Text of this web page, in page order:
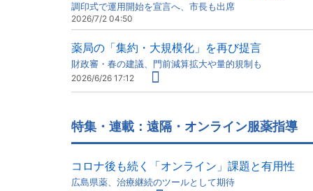
調印式で運用開始を宣言へ、市長も出席
2026/7/2 04:50
薬局の「集約・大規模化」を再び提言
財政審・春の建議、門前減算拡大や量的規制も
2026/6/26 17:12
特集・連載：遠隔・オンライン服薬指導
コロナ後も続く「オンライン」課題と有用性
広島県薬、治療継続のツールとして期待